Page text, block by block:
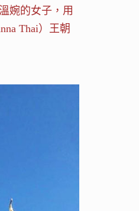
婉的女子，用
Thai）王朝